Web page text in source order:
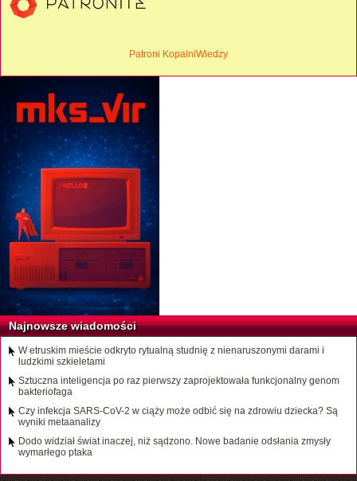
Patroni KopalniWiedzy
Najnowsze wiadomości
W etruskim mieście odkryto rytualną studnię z nienaruszonymi darami i
ludzkimi szkieletami
Sztuczna inteligencja po raz pierwszy zaprojektowała funkcjonalny genom
bakteriofaga
Czy infekcja SARS-CoV-2 w ciąży może odbić się na zdrowiu dziecka? Są
wyniki metaanalizy
Dodo widział świat inaczej, niż sądzono. Nowe badanie odsłania zmysły
wymarłego ptaka